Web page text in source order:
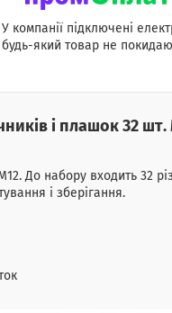
У компанії підключені
будь-який товар не
і плашок 32 шт.
До набору входить 32
і зберігання.